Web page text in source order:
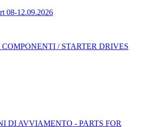
08-12.09.2026
/ STARTER DRIVES
DI AVVIAMENTO - PARTS FOR